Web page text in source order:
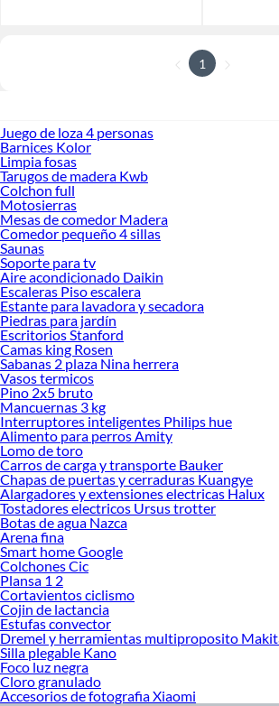
1
Juego de loza 4 personas
Barnices Kolor
Limpia fosas
Tarugos de madera Kwb
Colchon full
Motosierras
Mesas de comedor Madera
Comedor pequeño 4 sillas
Saunas
Soporte para tv
Aire acondicionado Daikin
Escaleras Piso escalera
Estante para lavadora y secadora
Piedras para jardín
Escritorios Stanford
Camas king Rosen
Sabanas 2 plaza Nina herrera
Vasos termicos
Pino 2x5 bruto
Mancuernas 3 kg
Interruptores inteligentes Philips hue
Alimento para perros Amity
Lomo de toro
Carros de carga y transporte Bauker
Chapas de puertas y cerraduras Kuangye
Alargadores y extensiones electricas Halux
Tostadores electricos Ursus trotter
Botas de agua Nazca
Arena fina
Smart home Google
Colchones Cic
Plansa 1 2
Cortavientos ciclismo
Cojin de lactancia
Estufas convector
Dremel y herramientas multiproposito
Silla plegable Kano
Foco luz negra
Cloro granulado
Accesorios de fotografia Xiaomi